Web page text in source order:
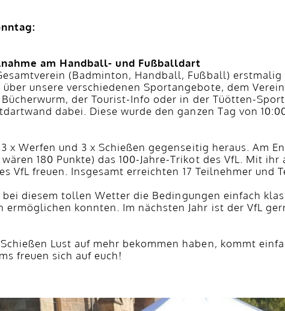
am Handball- und Fußballdart
(Badminton, Handball, Fußball)
unsere verschiedenen Sportangebote, dem
der Tourist-Info oder in der Tüötten-
dabei. Diese wurde den ganzen Tag von
x Werfen und 3 x Schießen gegenseitig heraus. Am
180 Punkte) das 100-Jahre-Trikot des VfL. Mit
VfL freuen. Insgesamt erreichten 17 Teilnehmer und
diesem tollen Wetter die Bedingungen einfach
konnten. Im nächsten Jahr ist der VfL
Lust auf mehr bekommen haben, kommt
freuen sich auf euch!